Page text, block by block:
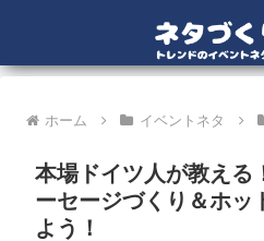
ホーム イベントネタ
本場ドイツ人が教える
ーセージづくり＆ホッ
よう！